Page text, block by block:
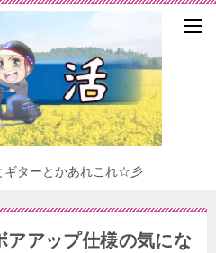
ギターとかあれこれ☆彡
アップ仕様の気にな